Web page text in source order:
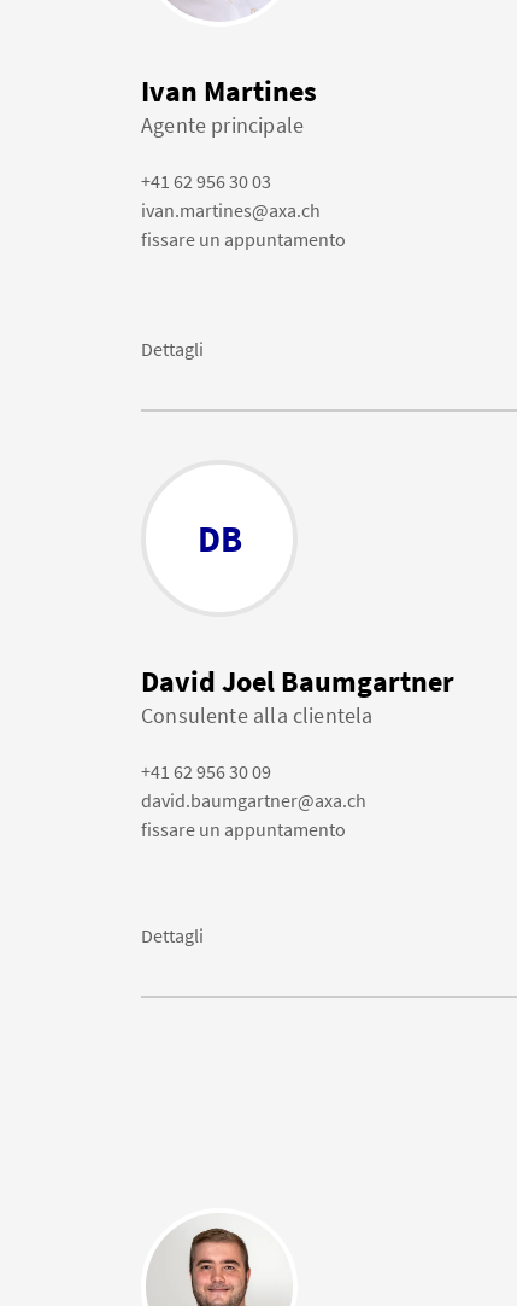
Ivan Martines
Agente principale
+41 62 956 30 03
ivan.martines@axa.ch
fissare un appuntamento
Dettagli
DB
David Joel Baumgartner
Consulente alla clientela
+41 62 956 30 09
david.baumgartner@axa.ch
fissare un appuntamento
Dettagli